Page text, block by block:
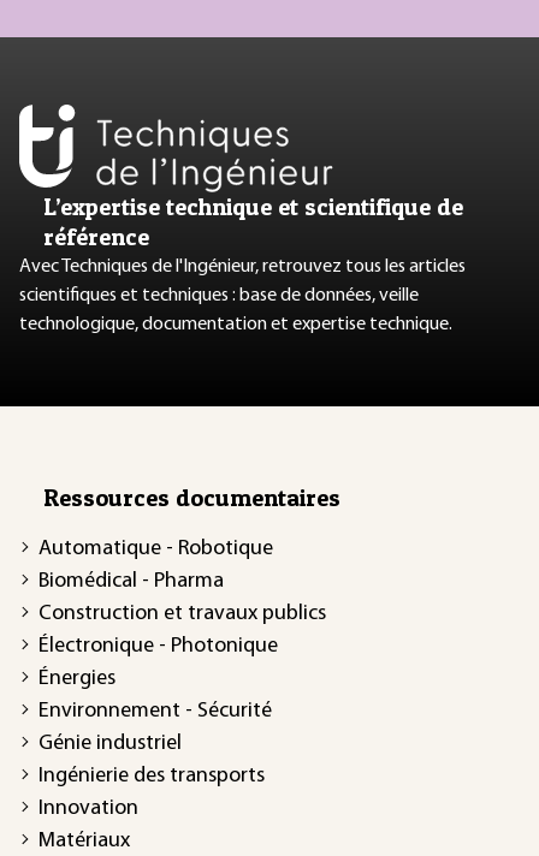
L’expertise technique et scientifique de
référence
Avec Techniques de l'Ingénieur, retrouvez tous les articles
scientifiques et techniques : base de données, veille
technologique, documentation et expertise technique.
Ressources documentaires
Automatique - Robotique
Biomédical - Pharma
Construction et travaux publics
Électronique - Photonique
Énergies
Environnement - Sécurité
Génie industriel
Ingénierie des transports
Innovation
Matériaux